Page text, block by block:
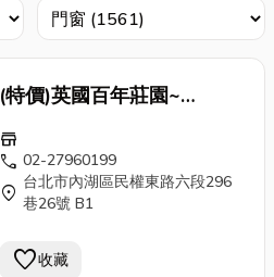
(特價)英國百年莊園~
Antique 刷色 手工 鍛
花 門片 老門 古董門caa1
store
call 02-27960199
location_on 台北市內湖區民權東路六段296
巷26號 B1
favorite收藏